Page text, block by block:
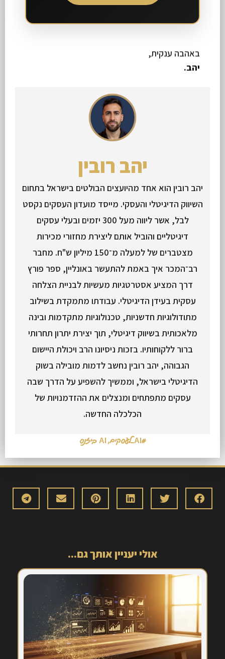
באהבה ענקית,
יהב.
יהב רובין
יהב רובין הוא אחד מהיועצים הבולטים בישראל בתחום
השיווק הדיגיטלי והעסקי. מייסד מועדון העסקים נקסט
לבל, אשר ליווה מעל 300 יזמים ובעלי עסקים
דיגיטליים והוביל אותם ליצירת מחזורי מכירות
מצטברים של למעלה מ־150 מיליון ש"ח. מחבר
רב־המכר איך באמת להתעשר באונליין, ספר פורץ
דרך המציע אסטרטגיות מעשיות לבניית הצלחה
עסקית בעידן הדיגיטלי. עבודתו מתמקדת בשילוב
מתודולוגיות חדשניות, טכנולוגיות מתקדמות ובינה
מלאכותית בשיווק דיגיטלי, תוך יצירת יתרון תחרותי
ברור ללקוחותיו. בזכות ניסיונו הרב ויכולת היישום
הגבוהה, יהב רובין נחשב לדמות מובילה בשוק
הדיגיטלי בישראל, וממשיך להשפיע על הדרך שבה
עסקים מתפתחים ומנצלים את ההזדמנויות של
הכלכלה החדשה.
#AI_לעסקים ,AI ביזנס
אולי יעניין אותך גם...